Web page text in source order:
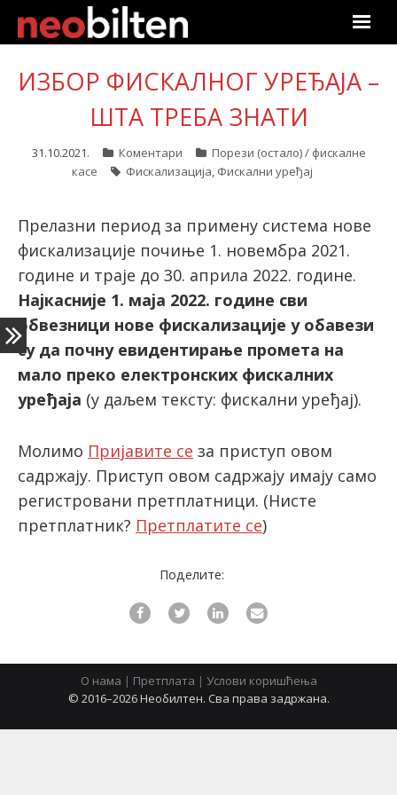
Почетна
Претрага
Актуелно
О нама
Претплата
Пријава
latinica
ИЗБОР ФИСКАЛНОГ УРЕЂАЈА –
ШТА ТРЕБА ЗНАТИ
31.10.2021. Коментари
Порези (остало) / фискалне
касе
Фискализација, Фискални уређај
Прелазни период за примену система нове
фискализације почиње 1. новембра 2021.
године и траје до 30. априла 2022. године.
Најкасније 1. маја 2022. године сви
обвезници нове фискализације у обавези
су да почну евидентирање промета на
мало преко електронских фискалних
уређаја (у даљем тексту: фискални уређај).
Молимо Пријавите се за приступ овом
садржају. Приступ овом садржају имају само
регистровани претплатници. (Нисте
претплатник? Претплатите се)
Поделите:
О нама | Претплата | Услови коришћења
© 2016–2026 Необилтен. Сва права задржана.